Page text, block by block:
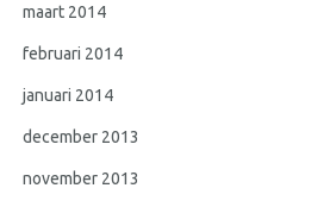
maart 2014
februari 2014
januari 2014
december 2013
november 2013